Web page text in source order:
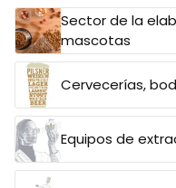
Sector de la
mascotas
Cervecerías,
Equipos de